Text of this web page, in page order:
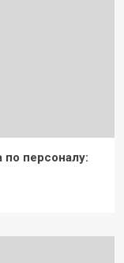
по персоналу: